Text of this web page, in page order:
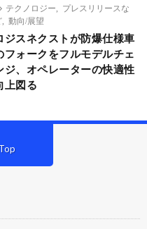
テクノロジー
プレスリリースな
動向/展望
ジスネクストが防爆仕様車
フォークをフルモデルチェ
ジ、オペレーターの快適性
上図る